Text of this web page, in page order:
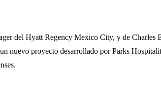
del Hyatt Regency Mexico City, y de
nuevo proyecto desarrollado por Parks